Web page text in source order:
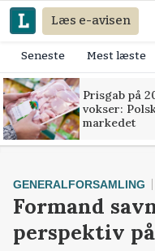
Læs e-avisen
Seneste Mest læste
Prisgab på
vokser:
markedet
GENERALFORSAMLING
Formand
perspektiv